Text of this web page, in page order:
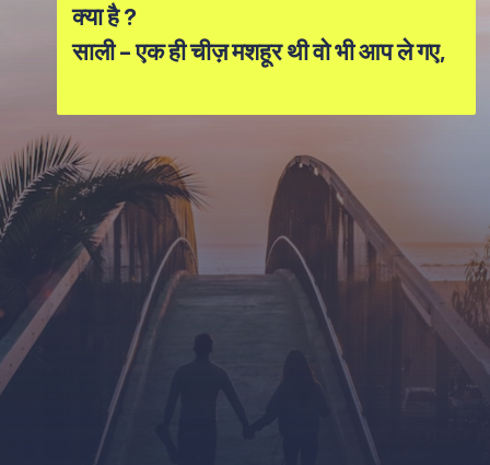
क्या है ?
साली – एक ही चीज़ मशहूर थी वो भी आप ले गए,